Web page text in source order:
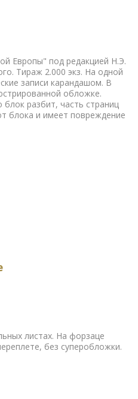
Европы" под редакцией Н.Э.
Тираж 2.000 экз. На одной
записи карандашом. В
обложке.
разбит, часть страниц
блока и имеет повреждение
листах. На форзаце
без суперобложки.